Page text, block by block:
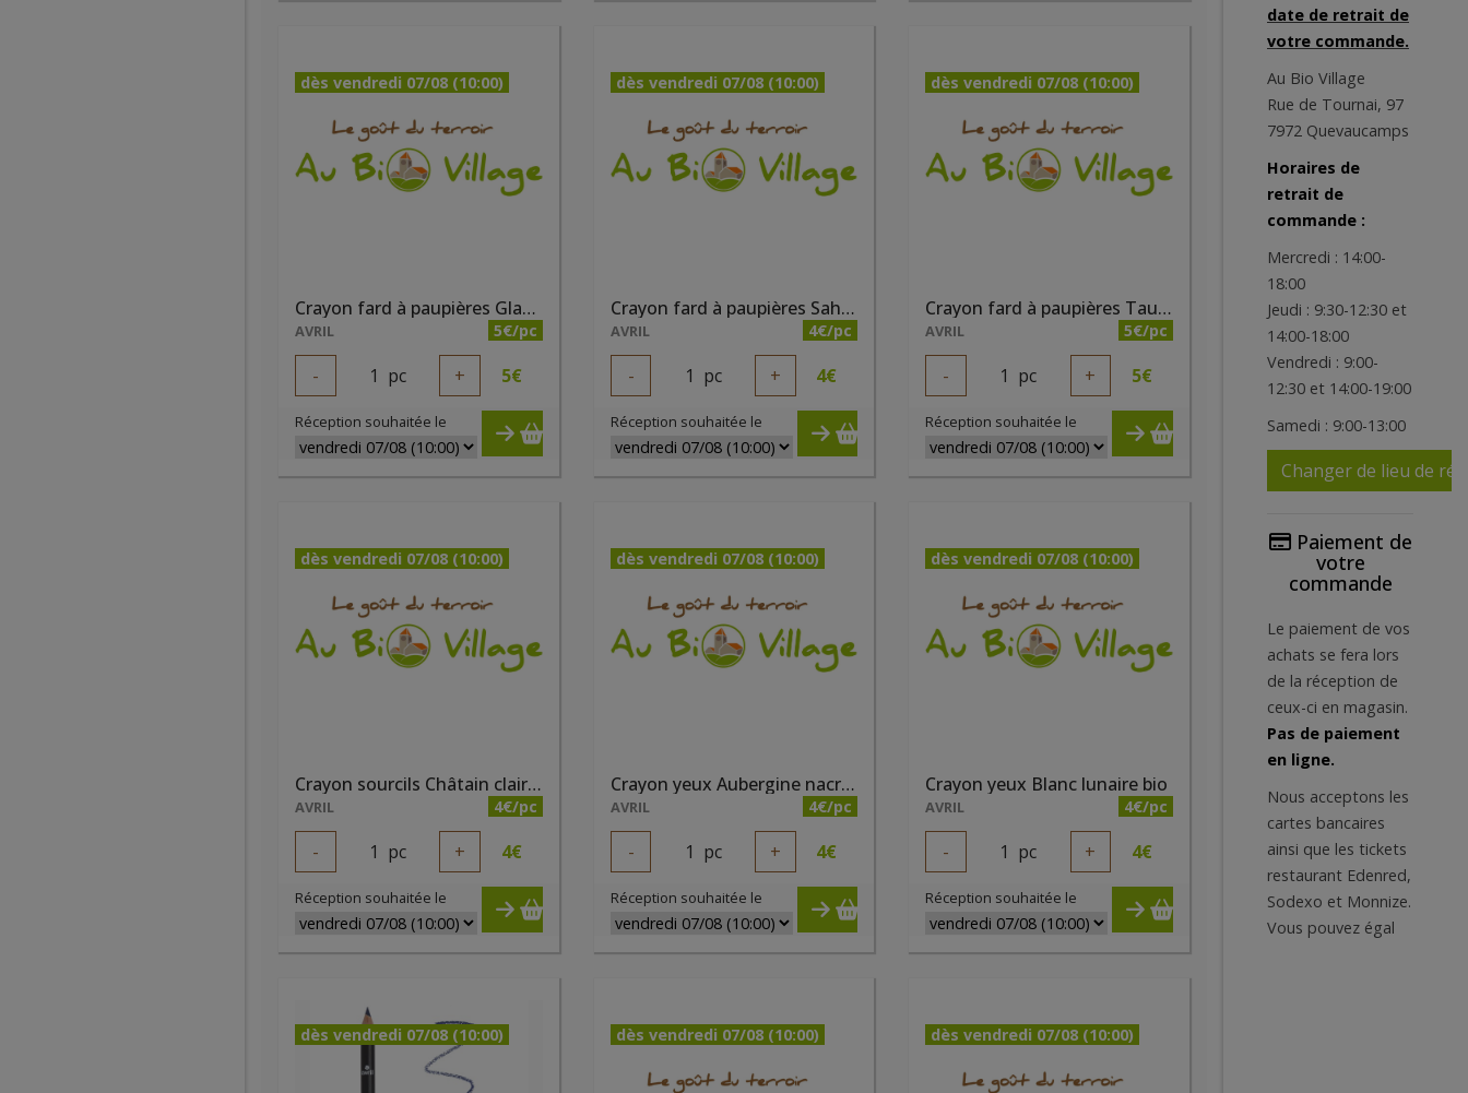
dès vendredi 07/08 (10:00)
Crayon fard à paupières Glacier nacré bio
AVRIL 5€/pc
- 1 pc + 5€
Réception souhaitée le
dès vendredi 07/08 (10:00)
Crayon fard à paupières Sahara nacré bio
AVRIL 4€/pc
- 1 pc + 4€
Réception souhaitée le
dès vendredi 07/08 (10:00)
Crayon fard à paupières Taupe nacré bio
AVRIL 5€/pc
- 1 pc + 5€
Réception souhaitée le
dès vendredi 07/08 (10:00)
Crayon sourcils Châtain clair bio
AVRIL 4€/pc
- 1 pc + 4€
Réception souhaitée le
dès vendredi 07/08 (10:00)
Crayon yeux Aubergine nacré bio
AVRIL 4€/pc
- 1 pc + 4€
Réception souhaitée le
dès vendredi 07/08 (10:00)
Crayon yeux Blanc lunaire bio
AVRIL 4€/pc
- 1 pc + 4€
Réception souhaitée le
dès vendredi 07/08 (10:00) dès vendredi 07/08 (10:00) dès vendredi 07/08 (10:00)
date de retrait de
votre commande.
Au Bio Village
Rue de Tournai, 97
7972 Quevaucamps
Horaires de
retrait de
commande :
Mercredi : 14:00-
18:00
Jeudi : 9:30-12:30 et
14:00-18:00
Vendredi : 9:00-
12:30 et 14:00-19:00
Samedi : 9:00-13:00
Changer de lieu de
Paiement de
votre
commande
Le paiement de vos
achats se fera lors
de la réception de
ceux-ci en magasin.
Pas de paiement
en ligne.
Nous acceptons les
cartes bancaires
ainsi que les tickets
restaurant Edenred,
Sodexo et Monnize.
Vous pouvez égal